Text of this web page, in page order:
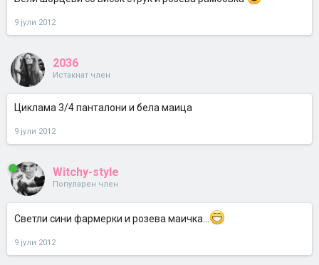
9 јули 2012
2036
Истакнат член
Циклама 3/4 панталони и бела маица
9 јули 2012
Witchy-style
Популарен член
Светли сини фармерки и розева маичка...
9 јули 2012